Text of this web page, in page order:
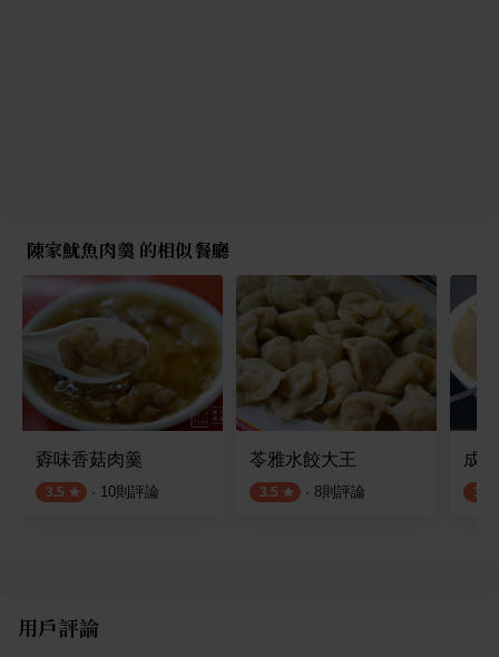
陳家魷魚肉羹 的相似餐廳
孬味香菇肉羹
3.5 · 10則評論
苓雅水餃大王
3.5 · 8則評論
成
3.5
用戶評論